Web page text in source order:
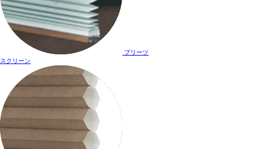
プリーツ
スクリーン